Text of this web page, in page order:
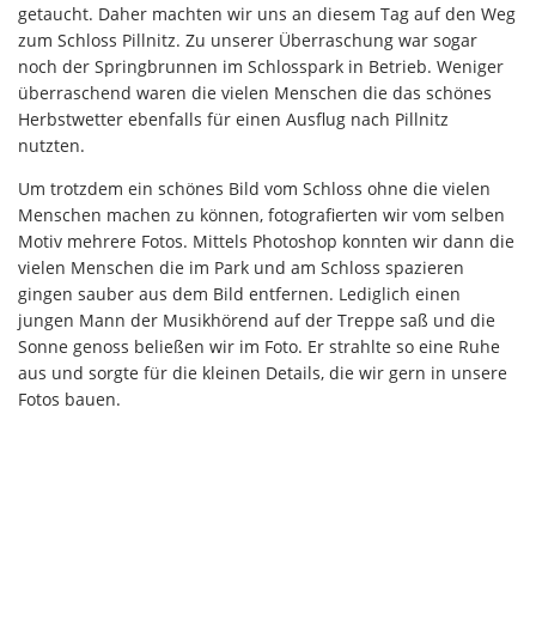
getaucht. Daher machten wir uns an diesem Tag auf den Weg
zum Schloss Pillnitz. Zu unserer Überraschung war sogar
noch der Springbrunnen im Schlosspark in Betrieb. Weniger
überraschend waren die vielen Menschen die das schönes
Herbstwetter ebenfalls für einen Ausflug nach Pillnitz
nutzten.
Um trotzdem ein schönes Bild vom Schloss ohne die vielen
Menschen machen zu können, fotografierten wir vom selben
Motiv mehrere Fotos. Mittels Photoshop konnten wir dann die
vielen Menschen die im Park und am Schloss spazieren
gingen sauber aus dem Bild entfernen. Lediglich einen
jungen Mann der Musikhörend auf der Treppe saß und die
Sonne genoss beließen wir im Foto. Er strahlte so eine Ruhe
aus und sorgte für die kleinen Details, die wir gern in unsere
Fotos bauen.